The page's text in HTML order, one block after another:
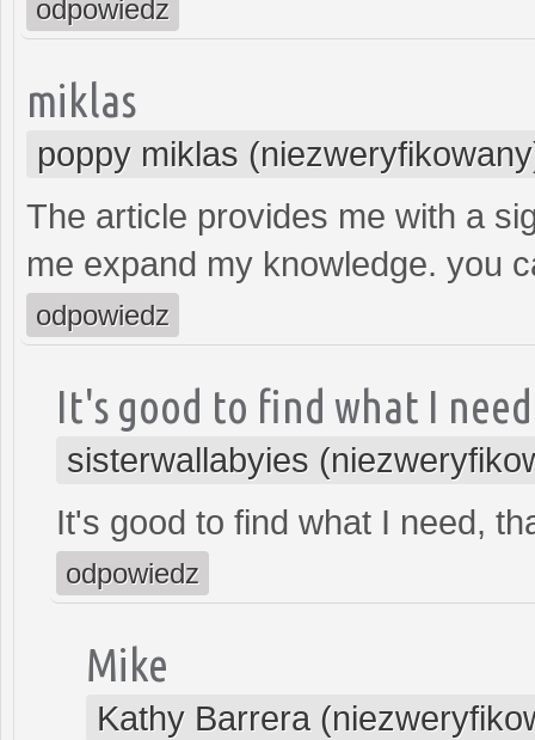
odpowiedz
miklas
poppy miklas
The article provides me with a
me expand my knowledge. you
odpowiedz
It's good to find what I need
sisterwallabyies
It's good to find what I need,
odpowiedz
Mike
Kathy Barrera